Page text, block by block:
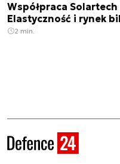
Współpraca
Elastyczność i rynek
2 min.